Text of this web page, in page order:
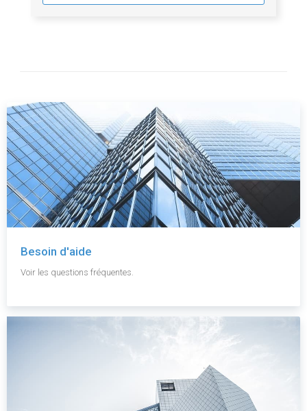
Besoin d'aide
Voir les questions fréquentes.